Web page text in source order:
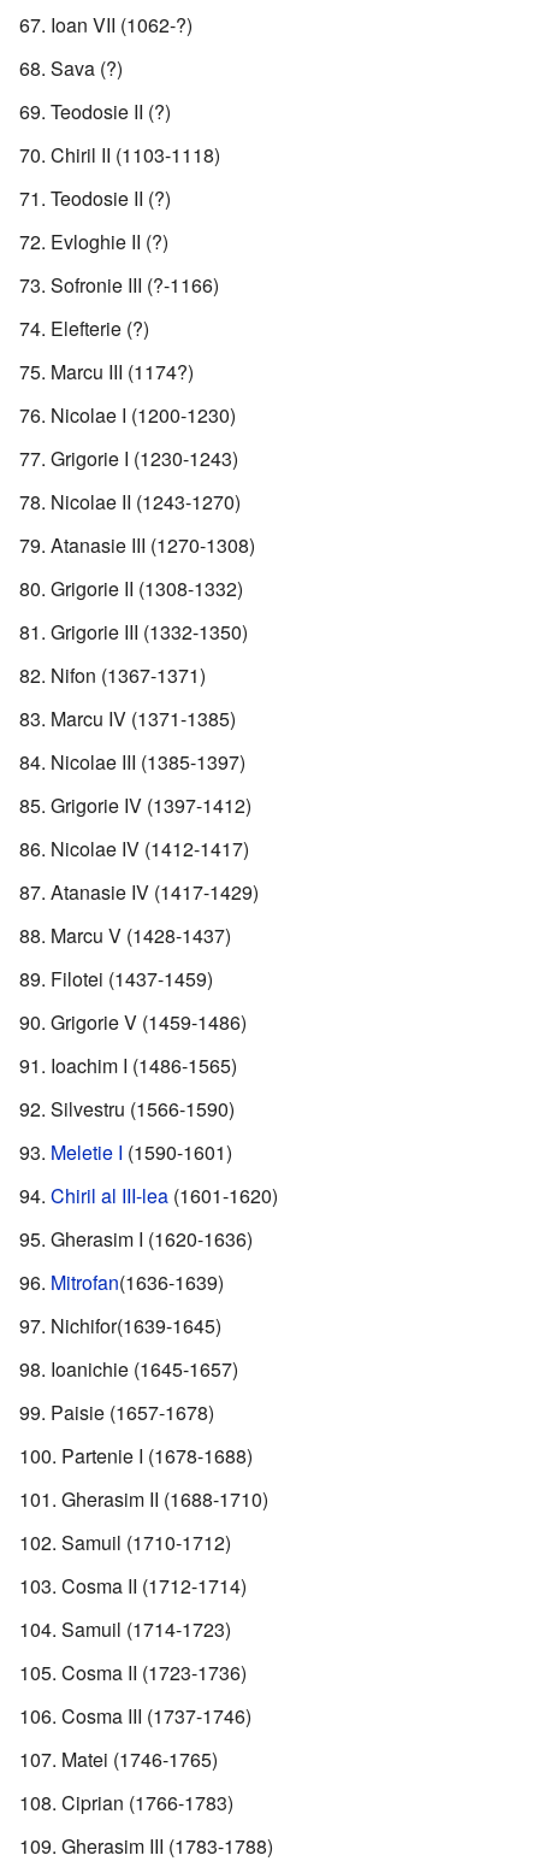
Ioan VII (1062-?)
Sava (?)
Teodosie II (?)
Chiril II (1103-1118)
Teodosie II (?)
Evloghie II (?)
Sofronie III (?-1166)
Elefterie (?)
Marcu III (1174?)
Nicolae I (1200-1230)
Grigorie I (1230-1243)
Nicolae II (1243-1270)
Atanasie III (1270-1308)
Grigorie II (1308-1332)
Grigorie III (1332-1350)
Nifon (1367-1371)
Marcu IV (1371-1385)
Nicolae III (1385-1397)
Grigorie IV (1397-1412)
Nicolae IV (1412-1417)
Atanasie IV (1417-1429)
Marcu V (1428-1437)
Filotei (1437-1459)
Grigorie V (1459-1486)
Ioachim I (1486-1565)
Silvestru (1566-1590)
Meletie I (1590-1601)
Chiril al III-lea (1601-1620)
Gherasim I (1620-1636)
Mitrofan(1636-1639)
Nichifor(1639-1645)
Ioanichie (1645-1657)
Paisie (1657-1678)
Partenie I (1678-1688)
Gherasim II (1688-1710)
Samuil (1710-1712)
Cosma II (1712-1714)
Samuil (1714-1723)
Cosma II (1723-1736)
Cosma III (1737-1746)
Matei (1746-1765)
Ciprian (1766-1783)
Gherasim III (1783-1788)